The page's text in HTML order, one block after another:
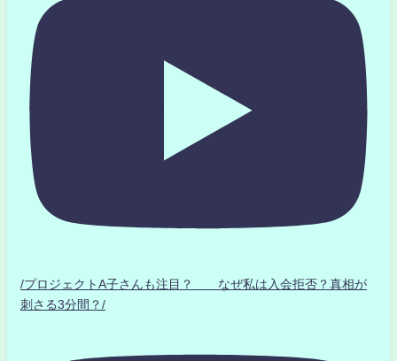
/プロジェクトA子さんも注目？ なぜ私は入会拒否？真相が
刺さる3分間？/